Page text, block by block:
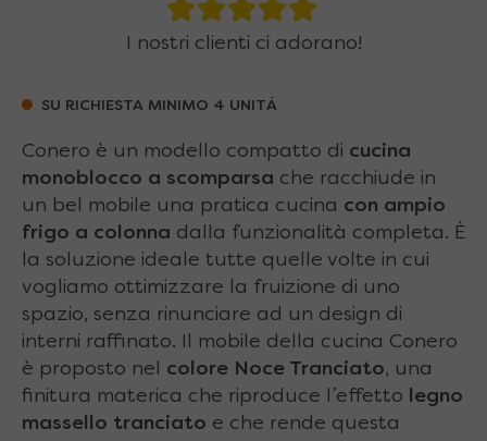
I nostri clienti ci adorano!
SU RICHIESTA MINIMO 4 UNITÁ
Conero è un modello compatto di cucina
monoblocco a scomparsa che racchiude in
un bel mobile una pratica cucina con ampio
frigo a colonna dalla funzionalità completa. È
la soluzione ideale tutte quelle volte in cui
vogliamo ottimizzare la fruizione di uno
spazio, senza rinunciare ad un design di
interni raffinato. Il mobile della cucina Conero
è proposto nel colore Noce Tranciato, una
finitura materica che riproduce l’effetto legno
massello tranciato e che rende questa